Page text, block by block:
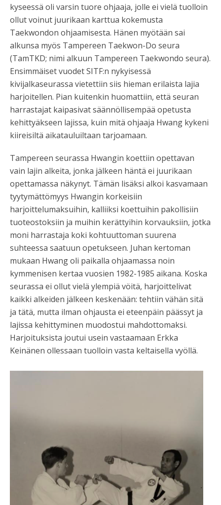
kyseessä oli varsin tuore ohjaaja, jolle ei vielä tuolloin
ollut voinut juurikaan karttua kokemusta
Taekwondon ohjaamisesta. Hänen myötään sai
alkunsa myös Tampereen Taekwon-Do seura
(TamTKD; nimi alkuun Tampereen Taekwondo seura).
Ensimmäiset vuodet SITF:n nykyisessä
kivijalkaseurassa vietettiin siis hieman erilaista lajia
harjoitellen. Pian kuitenkin huomattiin, että seuran
harrastajat kaipasivat säännöllisempää opetusta
kehittyäkseen lajissa, kuin mitä ohjaaja Hwang kykeni
kiireisiltä aikatauluiltaan tarjoamaan.
Tampereen seurassa Hwangin koettiin opettavan
vain lajin alkeita, jonka jälkeen häntä ei juurikaan
opettamassa näkynyt. Tämän lisäksi alkoi kasvamaan
tyytymättömyys Hwangin korkeisiin
harjoittelumaksuihin, kalliiksi koettuihin pakollisiin
tuoteostoksiin ja muihin kerättyihin korvauksiin, jotka
moni harrastaja koki kohtuuttoman suurena
suhteessa saatuun opetukseen. Juhan kertoman
mukaan Hwang oli paikalla ohjaamassa noin
kymmenisen kertaa vuosien 1982-1985 aikana. Koska
seurassa ei ollut vielä ylempiä vöitä, harjoittelivat
kaikki alkeiden jälkeen keskenään: tehtiin vähän sitä
ja tätä, mutta ilman ohjausta ei eteenpäin päässyt ja
lajissa kehittyminen muodostui mahdottomaksi.
Harjoituksista joutui usein vastaamaan Erkka
Keinänen ollessaan tuolloin vasta keltaisella vyöllä.